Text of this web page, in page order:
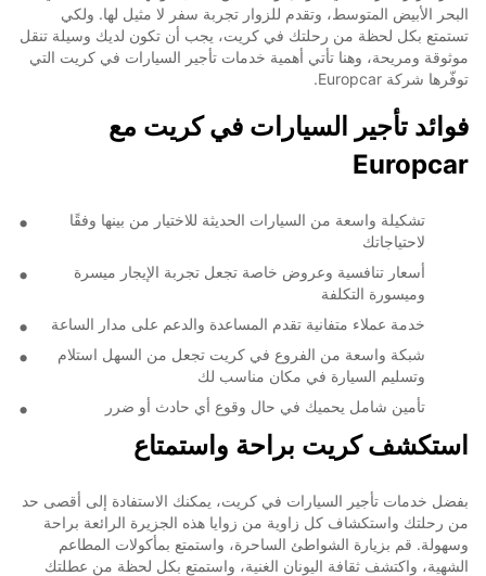
البحر الأبيض المتوسط، وتقدم للزوار تجربة سفر لا مثيل لها. ولكي
تستمتع بكل لحظة من رحلتك في كريت، يجب أن تكون لديك وسيلة تنقل
موثوقة ومريحة، وهنا تأتي أهمية خدمات تأجير السيارات في كريت التي
توفّرها شركة Europcar.
فوائد تأجير السيارات في كريت مع
Europcar
تشكيلة واسعة من السيارات الحديثة للاختيار من بينها وفقًا
لاحتياجاتك
أسعار تنافسية وعروض خاصة تجعل تجربة الإيجار ميسرة
وميسورة التكلفة
خدمة عملاء متفانية تقدم المساعدة والدعم على مدار الساعة
شبكة واسعة من الفروع في كريت تجعل من السهل استلام
وتسليم السيارة في مكان مناسب لك
تأمين شامل يحميك في حال وقوع أي حادث أو ضرر
استكشف كريت براحة واستمتاع
بفضل خدمات تأجير السيارات في كريت، يمكنك الاستفادة إلى أقصى حد
من رحلتك واستكشاف كل زاوية من زوايا هذه الجزيرة الرائعة براحة
وسهولة. قم بزيارة الشواطئ الساحرة، واستمتع بمأكولات المطاعم
الشهية، واكتشف ثقافة اليونان الغنية، واستمتع بكل لحظة من عطلتك